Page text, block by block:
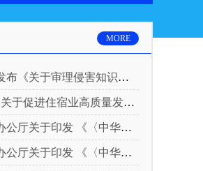
MORE
知识产权民事纠纷案件适用惩罚性赔偿的解释》
进住宿业高质量发展的指导意见
华人民共和国广告法〉适用问题 执法指南（二）》的通知
华人民共和国广告法〉适用问题 执法指南（一）》的通知